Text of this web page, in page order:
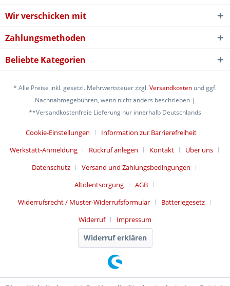
Wir verschicken mit
Zahlungsmethoden
Beliebte Kategorien
* Alle Preise inkl. gesetzl. Mehrwertsteuer zzgl.Versandkosten und ggf.
Nachnahmegebühren, wenn nicht anders beschrieben |
**Versandkostenfreie Lieferung nur innerhalb Deutschlands
Cookie-Einstellungen
Information zur Barrierefreiheit
Werkstatt-Anmeldung
Rückruf anlegen Kontakt
Über uns
Datenschutz
Versand und Zahlungsbedingungen
Altölentsorgung
AGB
Widerrufsrecht / Muster-Widerrufsformular
Batteriegesetz
Widerruf
Impressum
Widerruf erklären